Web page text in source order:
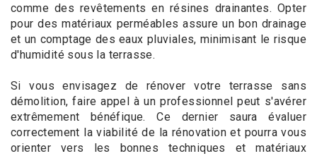
comme des revêtements en résines drainantes. Opter
pour des matériaux perméables assure un bon drainage
et un comptage des eaux pluviales, minimisant le risque
d'humidité sous la terrasse.
Si vous envisagez de rénover votre terrasse sans
démolition, faire appel à un professionnel peut s'avérer
extrêmement bénéfique. Ce dernier saura évaluer
correctement la viabilité de la rénovation et pourra vous
orienter vers les bonnes techniques et matériaux